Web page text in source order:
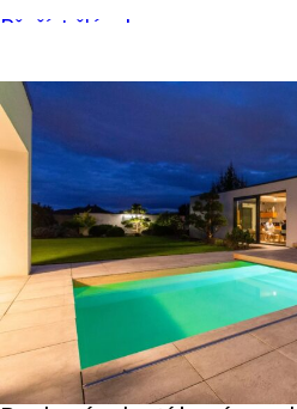
Přečíst článek